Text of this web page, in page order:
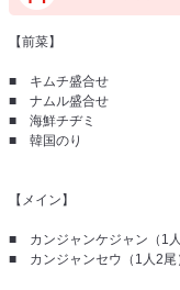
【前菜】
■ キムチ盛合せ
■ ナムル盛合せ
■ 海鮮チヂミ
■ 韓国のり
【メイン】
■ カンジャンケジャン（1人
■ カンジャンセウ（1人2尾